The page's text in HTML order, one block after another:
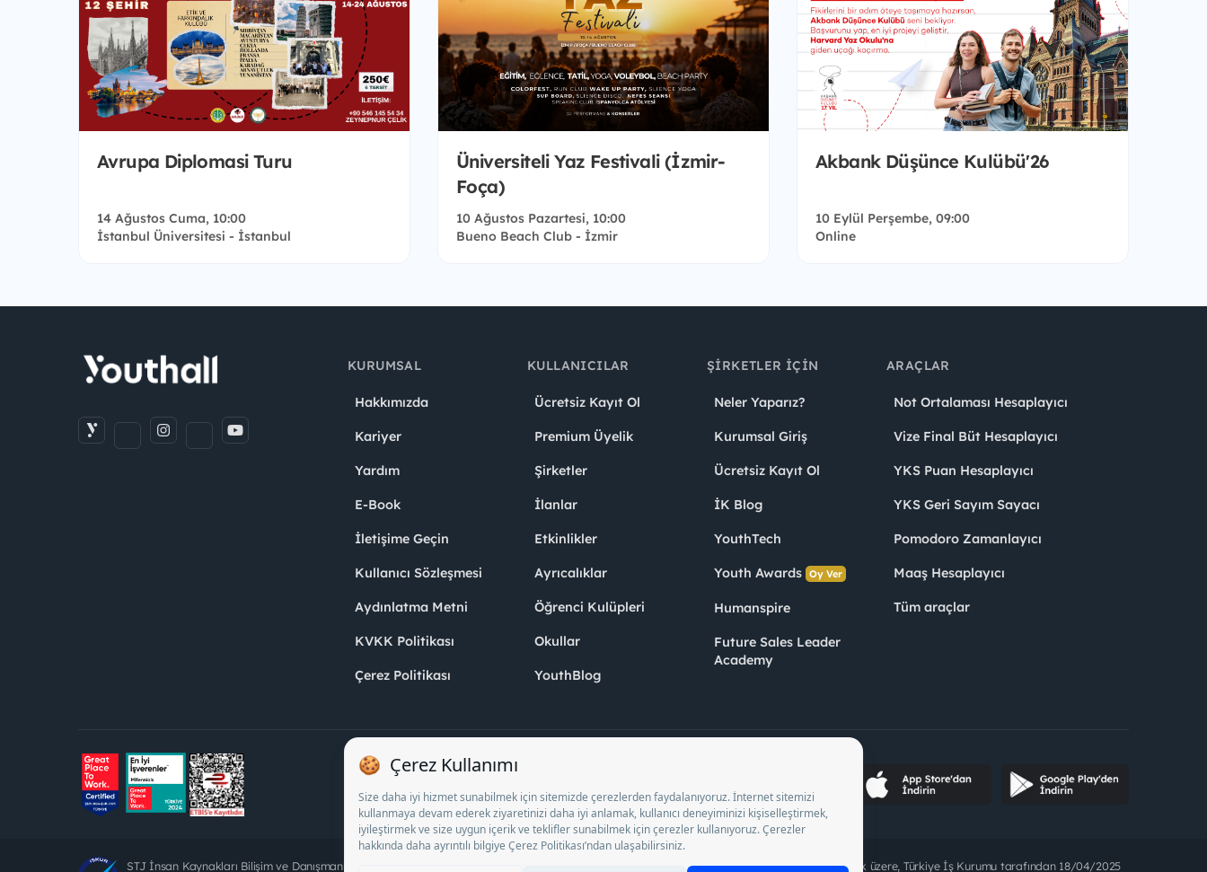
Avrupa Diplomasi Turu
14 Ağustos Cuma, 10:00
İstanbul Üniversitesi - İstanbul
Üniversiteli Yaz Festivali (İzmir-
Foça)
10 Ağustos Pazartesi, 10:00
Bueno Beach Club - İzmir
Akbank Düşünce Kulübü'26
10 Eylül Perşembe, 09:00
Online
KURUMSAL
Hakkımızda
Kariyer
Yardım
E-Book
İletişime Geçin
Kullanıcı Sözleşmesi
Aydınlatma Metni
KVKK Politikası
Çerez Politikası
KULLANICILAR
Ücretsiz Kayıt Ol
Premium Üyelik
Şirketler
İlanlar
Etkinlikler
Ayrıcalıklar
Öğrenci Kulüpleri
Okullar
YouthBlog
ŞIRKETLER İÇIN
Neler Yaparız?
Kurumsal Giriş
Ücretsiz Kayıt Ol
İK Blog
YouthTech
Youth Awards Oy Ver
Humanspire
Future Sales Leader
Academy
ARAÇLAR
Not Ortalaması Hesaplayıcı
Vize Final Büt Hesaplayıcı
YKS Puan Hesaplayıcı
YKS Geri Sayım Sayacı
Pomodoro Zamanlayıcı
Maaş Hesaplayıcı
Tüm araçlar
STJ İnsan Kaynakları Bilişim ve Danışmanlık A.Ş. Özel İstihdam Bürosu Olarak 13/05/2025 - 12/05/2028 tarihleri arasında faaliyette bulunmak üzere, Türkiye İş Kurumu tarafından 18/04/2025